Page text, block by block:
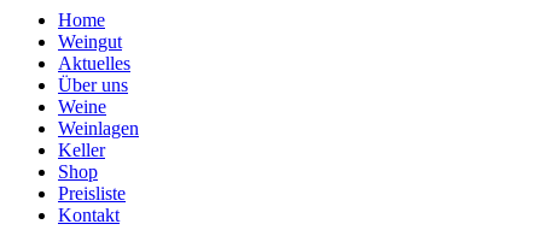
Home
Weingut
Aktuelles
Über uns
Weine
Weinlagen
Keller
Shop
Preisliste
Kontakt